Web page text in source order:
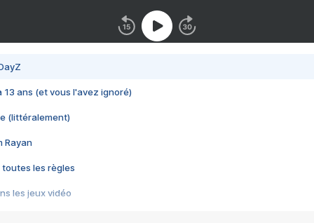
13 ans (et vous l'avez ignoré)
(littéralement)
Rayan
toutes les règles
les jeux vidéo